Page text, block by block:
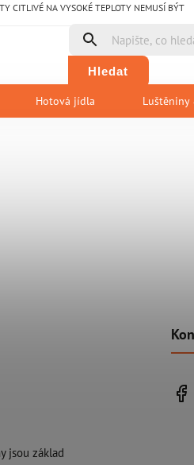
CITLIVÉ NA VYSOKÉ TEPLOTY NEMUSÍ BÝT
Hledat
Hotová jídla
jsou základ